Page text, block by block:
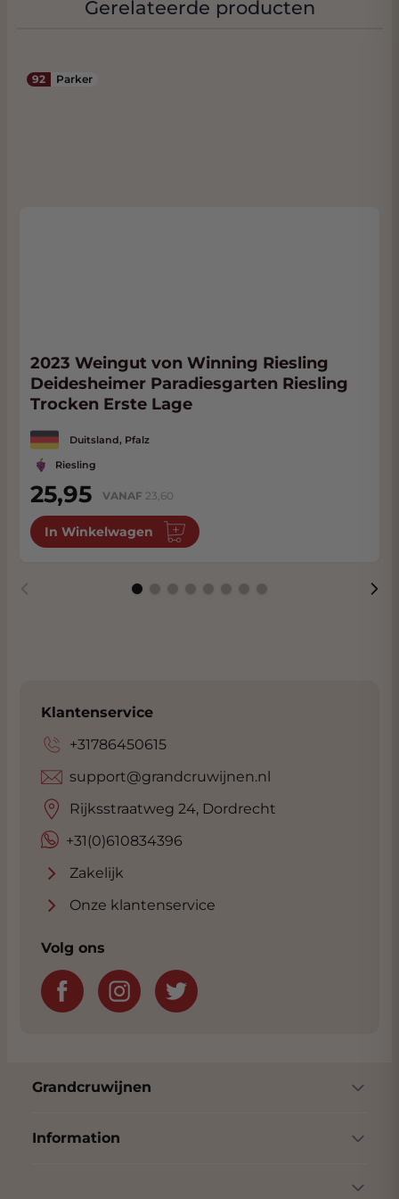
Gerelateerde producten
92 Parker
2023 Weingut von Winning Riesling
Deidesheimer Paradiesgarten Riesling
Trocken Erste Lage
Duitsland, Pfalz
Riesling
25,95 VANAF 23,60
In Winkelwagen
Klantenservice
+31786450615
+31(0)610834396
support@grandcruwijnen.nl
Rijksstraatweg 24, Dordrecht
Zakelijk
Onze klantenservice
Volg ons
Grandcruwijnen
Information